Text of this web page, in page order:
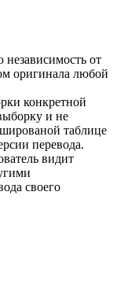
от
оригинала любой
конкретной
и не
таблице
перевода.
видит
своего